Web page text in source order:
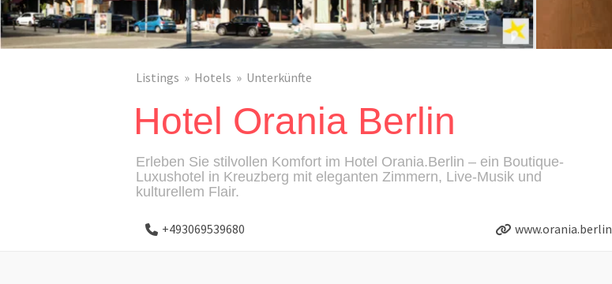
Listings Hotels Unterkünfte
Hotel Orania Berlin
Erleben Sie stilvollen Komfort im Hotel Orania.Berlin – ein Boutique-
Luxushotel in Kreuzberg mit eleganten Zimmern, Live-Musik und
kulturellem Flair.
+493069539680 www.orania.berlin